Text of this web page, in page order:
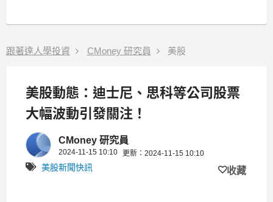
跟著達人學投資 CMoney 研究員 美股
美股動態：迪士尼、思科等公司股票
大幅波動引發關注！
CMoney 研究員
2024-11-15 10:10 更新：2024-11-15 10:10
美股新聞快訊 收藏